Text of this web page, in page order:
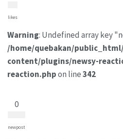
likes
Warning: Undefined array key
/home/quebakan/
content/plugins/newsy-
reaction.phpon line342
0
newpost